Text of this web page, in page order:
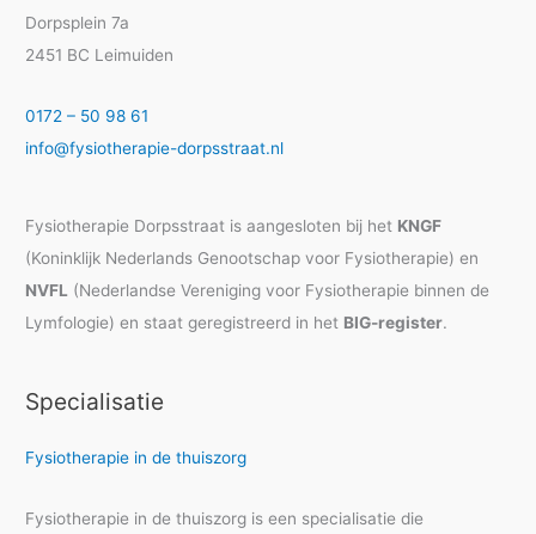
Dorpsplein 7a
2451 BC Leimuiden
0172 – 50 98 61
info@fysiotherapie-dorpsstraat.nl
Fysiotherapie Dorpsstraat is aangesloten bij het KNGF
(Koninklijk Nederlands Genootschap voor Fysiotherapie) en
NVFL (Nederlandse Vereniging voor Fysiotherapie binnen de
Lymfologie) en staat geregistreerd in het BIG-register.
Specialisatie
Fysiotherapie in de thuiszorg
Fysiotherapie in de thuiszorg is een specialisatie die